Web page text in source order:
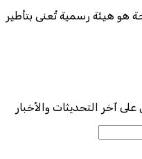
هو هيئة رسمية تُعنى بتأطير
آخر التحديثات والأخبار